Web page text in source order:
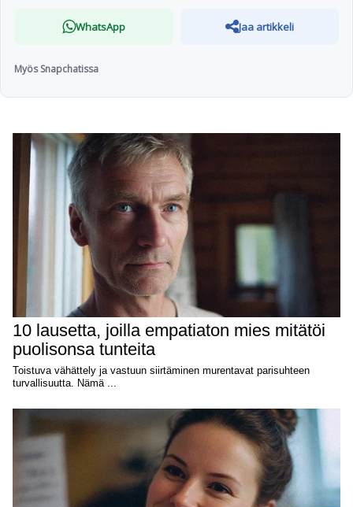
WhatsApp Jaa artikkeli
Myös Snapchatissa